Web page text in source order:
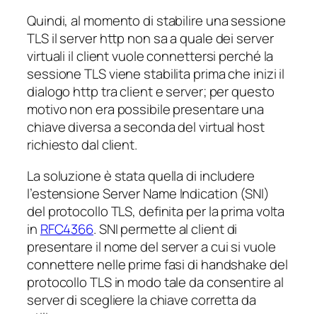
Quindi, al momento di stabilire una sessione
TLS il server http non sa a quale dei server
virtuali il client vuole connettersi perché la
sessione TLS viene stabilita prima che inizi il
dialogo http tra client e server; per questo
motivo non era possibile presentare una
chiave diversa a seconda del virtual host
richiesto dal client.
La soluzione è stata quella di includere
l’estensioneServer Name Indication (SNI)
del protocollo TLS, definita per la prima volta
in RFC4366. SNI permette al client di
presentare il nome del server a cui si vuole
connettere nelle prime fasi di handshake del
protocollo TLS in modo tale da consentire al
server di scegliere la chiave corretta da